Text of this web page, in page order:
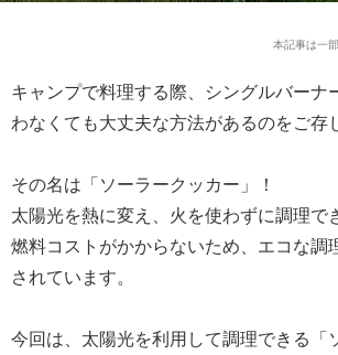
本記事は一
キャンプで料理する際、シングルバーナ
わなくても大丈夫な方法があるのをご存
その名は「ソーラークッカー」！
太陽光を熱に変え、火を使わずに調理で
燃料コストがかからないため、エコな調
されています。
今回は、太陽光を利用して調理できる「